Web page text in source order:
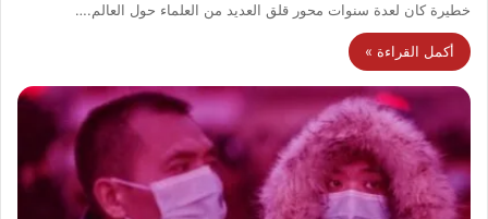
خطيرة كان لعدة سنوات محور قلق العديد من العلماء حول العالم.…
أكمل القراءة »